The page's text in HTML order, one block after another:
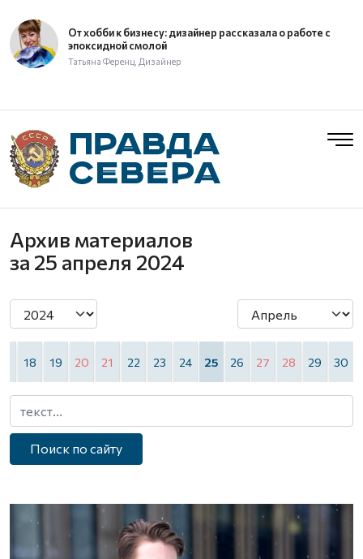
От хобби к бизнесу: дизайнер рассказала о работе с
эпоксидной смолой
Татьяна Ференц, Дизайнер
Архив материалов
за 25 апреля 2024
18 19 20 21 22 23 24 25 26 27 28 29 30
Поиск по сайту